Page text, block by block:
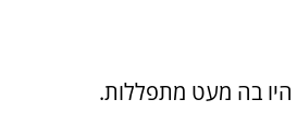
בה מעט מתפללות.